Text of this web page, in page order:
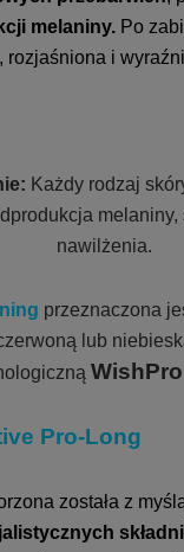
melaniny. Po
rozjaśniona i
Każdy rodzaj
nawilżenia.
przeznaczona
lub
Pro-Long
została z